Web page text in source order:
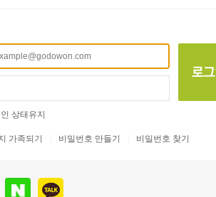
상태유지
가족되기 비밀번호 만들기 비밀번호 찾기